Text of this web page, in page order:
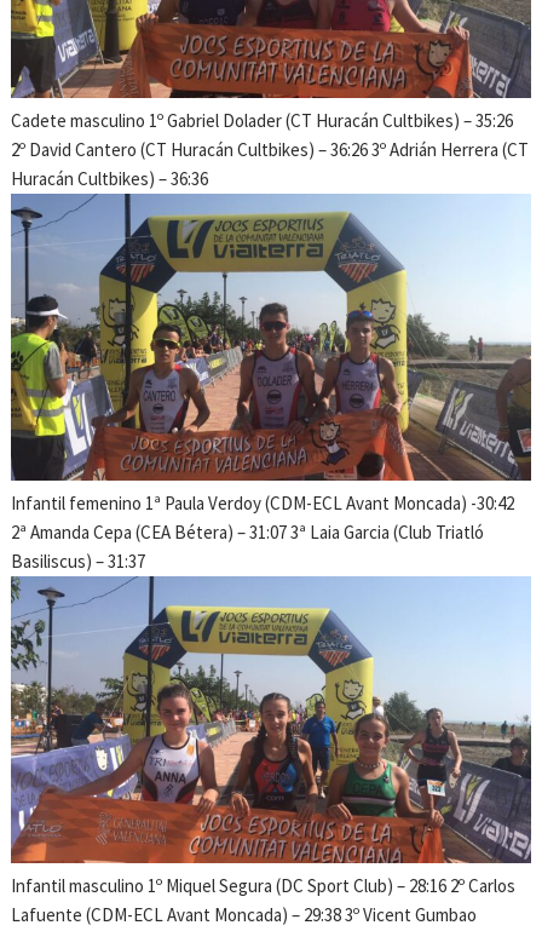
Cadete masculino 1º Gabriel Dolader (CT Huracán Cultbikes) – 35:26
2º David Cantero (CT Huracán Cultbikes) – 36:26 3º Adrián Herrera (CT
Huracán Cultbikes) – 36:36
Infantil femenino 1ª Paula Verdoy (CDM-ECL Avant Moncada) -30:42
2ª Amanda Cepa (CEA Bétera) – 31:07 3ª Laia Garcia (Club Triatló
Basiliscus) – 31:37
Infantil masculino 1º Miquel Segura (DC Sport Club) – 28:16 2º Carlos
Lafuente (CDM-ECL Avant Moncada) – 29:38 3º Vicent Gumbao